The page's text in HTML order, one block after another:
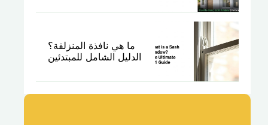
ما هي نافذة المنزلقة؟
الدليل الشامل للمبتدئين